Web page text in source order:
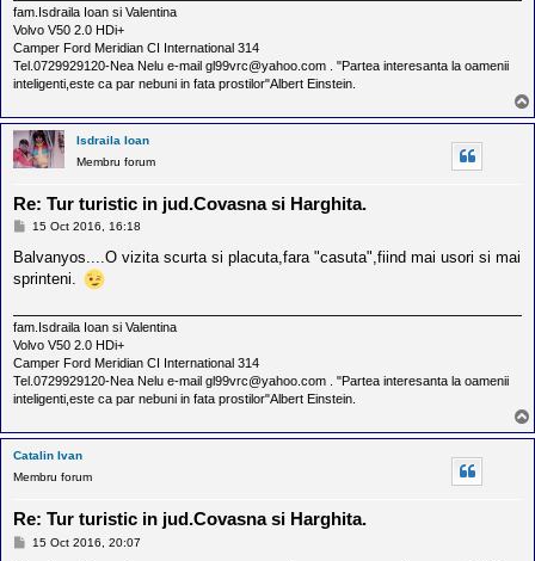
fam.Isdraila Ioan si Valentina
Volvo V50 2.0 HDi+
Camper Ford Meridian CI International 314
Tel.0729929120-Nea Nelu e-mail gl99vrc@yahoo.com . "Partea interesanta la oamenii
inteligenti,este ca par nebuni in fata prostilor"Albert Einstein.
Isdraila Ioan
Membru forum
Re: Tur turistic in jud.Covasna si Harghita.
M
s
j
15 Oct 2016, 16:18
Balvanyos....O vizita scurta si placuta,fara "casuta",fiind mai usori si mai
sprinteni.
fam.Isdraila Ioan si Valentina
Volvo V50 2.0 HDi+
Camper Ford Meridian CI International 314
Tel.0729929120-Nea Nelu e-mail gl99vrc@yahoo.com . "Partea interesanta la oamenii
inteligenti,este ca par nebuni in fata prostilor"Albert Einstein.
Catalin Ivan
Membru forum
Re: Tur turistic in jud.Covasna si Harghita.
M15 Oct 2016, 20:07